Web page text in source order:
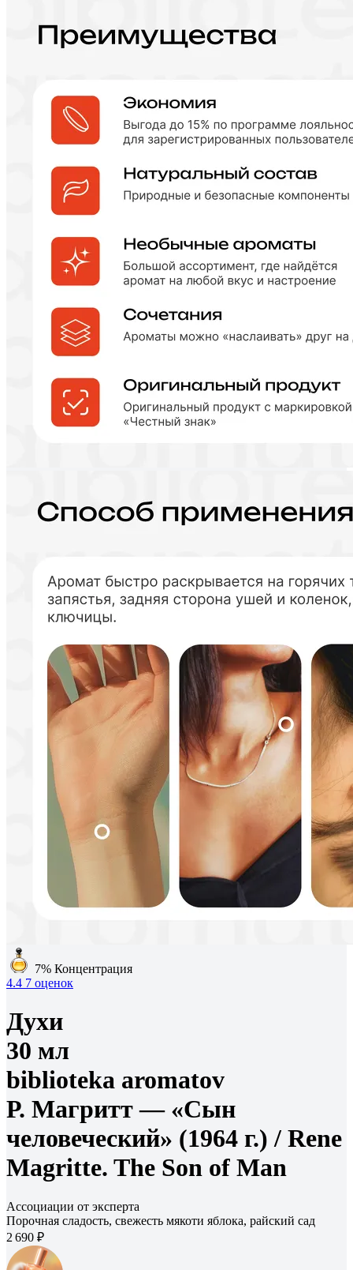
7% Концентрация
4.4 7 оценок
Духи
30 мл
biblioteka aromatov
Р. Магритт — «Сын
человеческий» (1964 г.) / Rene
Magritte. The Son of Man
Ассоциации от эксперта
Порочная сладость, свежесть мякоти яблока, райский сад
2 690 ₽